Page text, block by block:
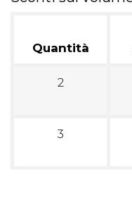
Quantità
2
3